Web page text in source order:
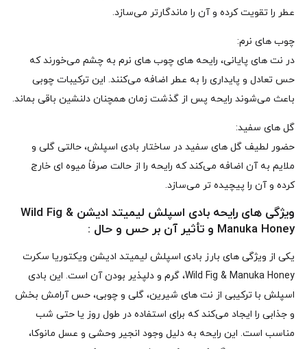
عطر را تقویت کرده و آن را ماندگارتر می‌سازد.
چوب‌ های نرم:
در نت‌ های پایانی، رایحه‌ های چوب‌ های نرم به چشم می‌خورند که
حس تعادل و پایداری را به عطر اضافه می‌کنند. این ترکیبات چوبی
باعث می‌شوند رایحه پس از گذشت زمان همچنان دلنشین باقی بماند.
گل‌ های سفید:
حضور لطیف گل‌ های سفید در ساختار بادی اسپلش، حالتی گلی و
ملایم به آن اضافه می‌کند که رایحه را از حالت صرفاً میوه‌ ای خارج
کرده و آن را پیچیده‌ تر می‌سازد.
ویژگی‌ های رایحه‌ بادی اسپلش لیمیتد ادیشن Wild Fig &
Manuka Honey و تأثیر آن بر حس و حال :
یکی از ویژگی‌ های بارز بادی اسپلش لیمیتد ادیشن ویکتوریا سکرت
Wild Fig & Manuka Honey، گرم و دلپذیر بودن آن است. این بادی
اسپلش با ترکیبی از نت‌ های شیرین، گلی و چوبی، حس آرامش‌ بخش
و جذابی را ایجاد می‌کند که برای استفاده در طول روز یا حتی شب
مناسب است. این رایحه به دلیل وجود انجیر وحشی و عسل مانوکا،